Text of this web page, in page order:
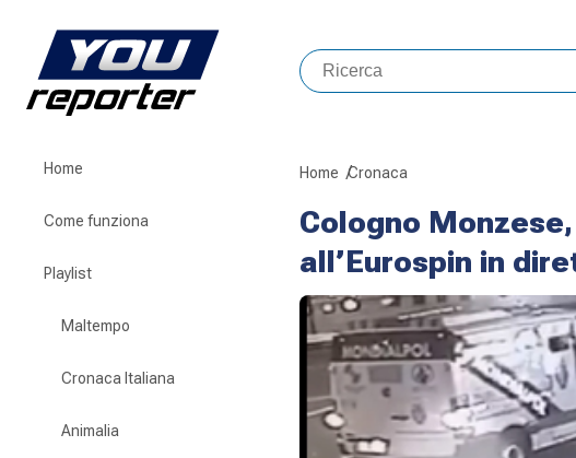
Home
Come funziona
Playlist
Maltempo
Cronaca Italiana
Animalia
Home Cronaca
Cologno
all’Eurospin in